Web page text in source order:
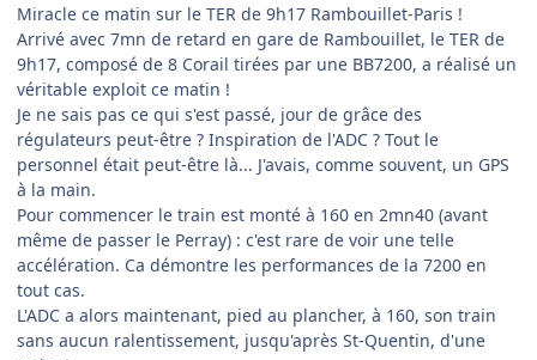
Miracle ce matin sur le TER de 9h17 Rambouillet-Paris !
Arrivé avec 7mn de retard en gare de Rambouillet, le TER de
9h17, composé de 8 Corail tirées par une BB7200, a réalisé un
véritable exploit ce matin !
Je ne sais pas ce qui s'est passé, jour de grâce des
régulateurs peut-être ? Inspiration de l'ADC ? Tout le
personnel était peut-être là... J'avais, comme souvent, un GPS
à la main.
Pour commencer le train est monté à 160 en 2mn40 (avant
même de passer le Perray) : c'est rare de voir une telle
accélération. Ca démontre les performances de la 7200 en
tout cas.
L'ADC a alors maintenant, pied au plancher, à 160, son train
sans aucun ralentissement, jusqu'après St-Quentin, d'une